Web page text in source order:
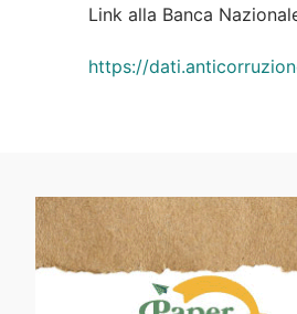
Link alla Banca
https://